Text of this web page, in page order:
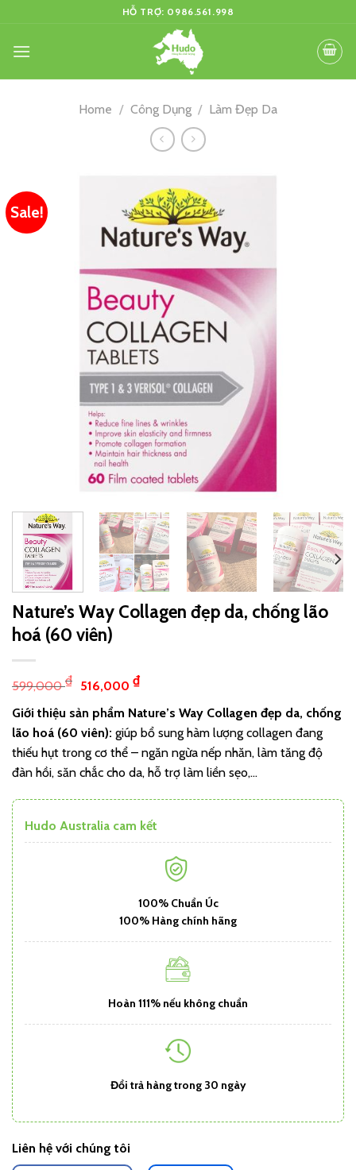
content
HỖ TRỢ: 0986.561.998
Home / Công Dụng / Làm Đẹp Da
Sale!
Nature’s Way Collagen đẹp da, chống lão
hoá (60 viên)
599,000₫ 516,000 ₫
Giới thiệu sản phẩm Nature’s Way Collagen đẹp da, chống
lão hoá (60 viên): giúp bổ sung hàm lượng collagen đang
thiếu hụt trong cơ thể – ngăn ngừa nếp nhăn, làm tăng độ
đàn hồi, săn chắc cho da, hỗ trợ làm liền sẹo,…
Hudo Australia cam kết
100% Chuẩn Úc
100% Hàng chính hãng
Hoàn 111% nếu không chuẩn
Đổi trả hàng trong 30 ngày
Liên hệ với chúng tôi